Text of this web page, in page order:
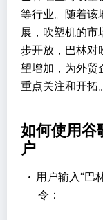
等行业。随着该
展，吹塑机的市
步开放，巴林对
望增加，为外贸
重点关注和开拓。
如何使用谷
户
• 用户输入“巴
令：